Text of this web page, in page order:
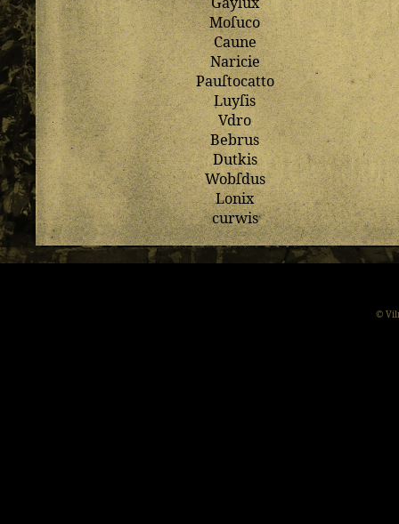
Moſuco
Caune
Naricie
Pauſtocatto
Luyſis
Vdro
Bebrus
Dutkis
Wobſdus
Lonix
curwis
©